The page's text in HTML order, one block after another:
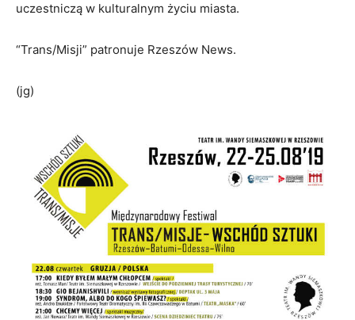
uczestniczą w kulturalnym życiu miasta.
“Trans/Misji” patronuje Rzeszów News.
(jg)